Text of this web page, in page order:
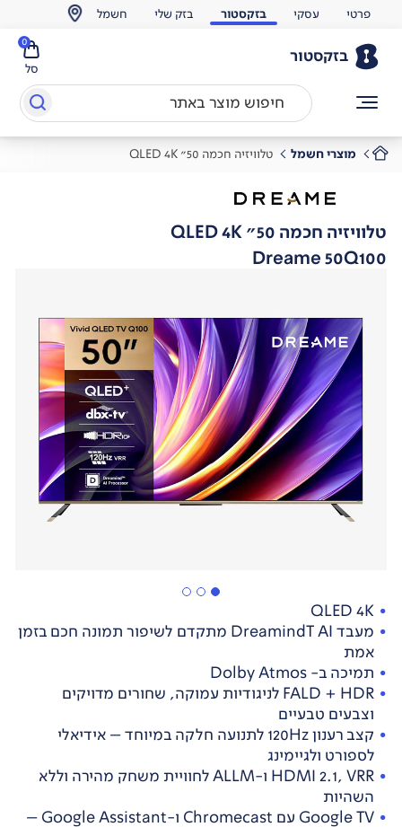
פרטי עסקי בזקסטור בזק שלי חשמל
בזקסטור
סל
0
מוצרי חשמל טלוויזיה חכמה 50" QLED 4K
טלוויזיה חכמה 50" QLED 4K
Dreame 50Q100
QLED 4K
מעבד DreamindT AI מתקדם לשיפור תמונה חכם בזמן
אמת
תמיכה ב- Dolby Atmos
FALD + HDR לניגודיות עמוקה, שחורים מדויקים
וצבעים טבעיים
קצב רענון 120Hz לתנועה חלקה במיוחד – אידיאלי
לספורט ולגיימינג
HDMI 2.1, VRR ו-ALLM לחוויית משחק מהירה וללא
השהיות
Google TV עם Chromecast ו-Google Assistant –